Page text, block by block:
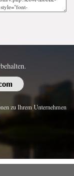
zu Ihrem Unternehmen